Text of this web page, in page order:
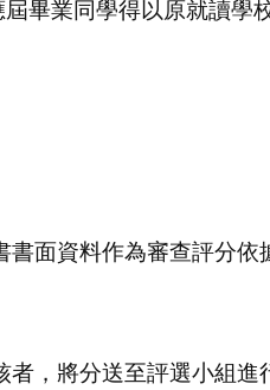
畢業同學得以原就讀學
書面資料作為審查評分
者，將分送至評選小組